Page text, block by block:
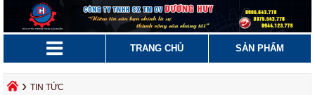
TRANG CHỦ SẢN PHẨM
› TIN TỨC